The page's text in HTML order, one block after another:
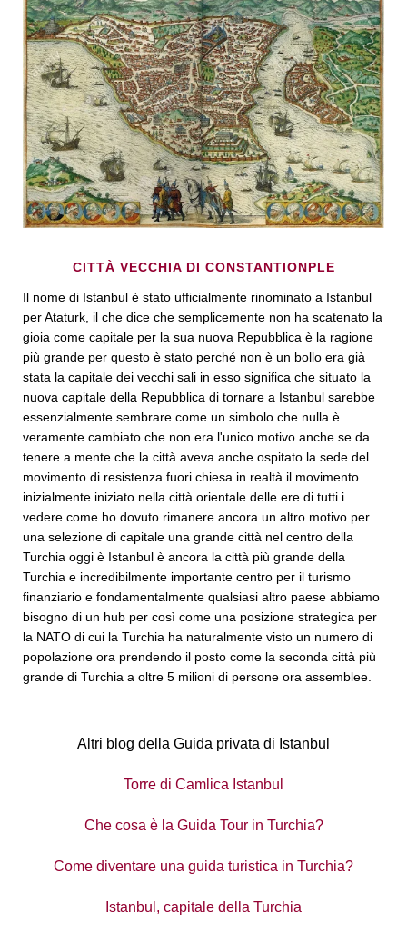
CITTÀ VECCHIA DI CONSTANTIONPLE
Il nome di Istanbul è stato ufficialmente rinominato a Istanbul
per Ataturk, il che dice che semplicemente non ha scatenato la
gioia come capitale per la sua nuova Repubblica è la ragione
più grande per questo è stato perché non è un bollo era già
stata la capitale dei vecchi sali in esso significa che situato la
nuova capitale della Repubblica di tornare a Istanbul sarebbe
essenzialmente sembrare come un simbolo che nulla è
veramente cambiato che non era l'unico motivo anche se da
tenere a mente che la città aveva anche ospitato la sede del
movimento di resistenza fuori chiesa in realtà il movimento
inizialmente iniziato nella città orientale delle ere di tutti i
vedere come ho dovuto rimanere ancora un altro motivo per
una selezione di capitale una grande città nel centro della
Turchia oggi è Istanbul è ancora la città più grande della
Turchia e incredibilmente importante centro per il turismo
finanziario e fondamentalmente qualsiasi altro paese abbiamo
bisogno di un hub per così come una posizione strategica per
la NATO di cui la Turchia ha naturalmente visto un numero di
popolazione ora prendendo il posto come la seconda città più
grande di Turchia a oltre 5 milioni di persone ora assemblee.
Altri blog della Guida privata di Istanbul
Torre di Camlica Istanbul
Che cosa è la Guida Tour in Turchia?
Come diventare una guida turistica in Turchia?
Istanbul, capitale della Turchia